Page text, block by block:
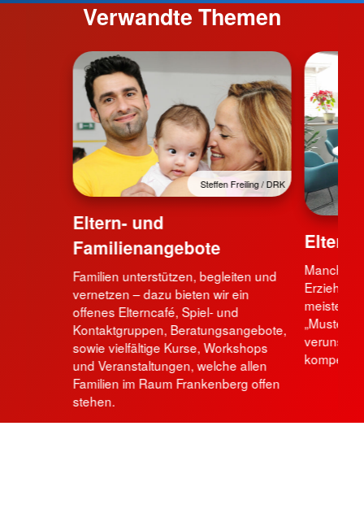
Verwandte Themen
Steffen Freiling / DRK
Eltern- und
Familienangebote
Familien unterstützen, begleiten und
vernetzen – dazu bieten wir ein
offenes Elterncafé, Spiel- und
Kontaktgruppen, Beratungsangebote,
sowie vielfältige Kurse, Workshops
und Veranstaltungen, welche allen
Familien im Raum Frankenberg offen
stehen.
Manche
meistern,